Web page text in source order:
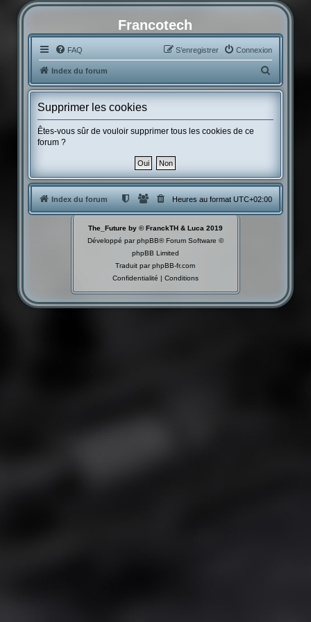
Francotech
FAQ Connexion
S’enregistrer
Index du forum
e
h
h
e
Supprimer les cookies
Êtes-vous sûr de vouloir supprimer tous les cookies de ce
forum ?
Index du forum Heures au formatUTC+02:00
The_Future by © FranckTH & Luca 2019
Développé parphpBB® Forum Software ©
phpBB Limited
Traduit parphpBB-fr.com
Confidentialité
Conditions